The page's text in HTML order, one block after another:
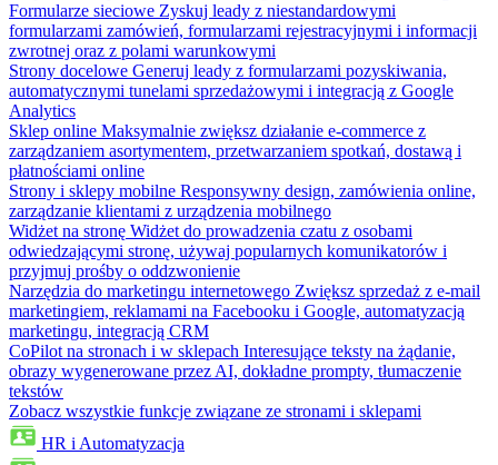
Formularze sieciowe Zyskuj leady z niestandardowymi
formularzami zamówień, formularzami rejestracyjnymi i informacji
zwrotnej oraz z polami warunkowymi
Strony docelowe Generuj leady z formularzami pozyskiwania,
automatycznymi tunelami sprzedażowymi i integracją z Google
Analytics
Sklep online Maksymalnie zwiększ działanie e-commerce z
zarządzaniem asortymentem, przetwarzaniem spotkań, dostawą i
płatnościami online
Strony i sklepy mobilne Responsywny design, zamówienia online,
zarządzanie klientami z urządzenia mobilnego
Widżet na stronę Widżet do prowadzenia czatu z osobami
odwiedzającymi stronę, używaj popularnych komunikatorów i
przyjmuj prośby o oddzwonienie
Narzędzia do marketingu internetowego Zwiększ sprzedaż z e-mail
marketingiem, reklamami na Facebooku i Google, automatyzacją
marketingu, integracją CRM
CoPilot na stronach i w sklepach Interesujące teksty na żądanie,
obrazy wygenerowane przez AI, dokładne prompty, tłumaczenie
tekstów
Zobacz wszystkie funkcje związane ze stronami i sklepami
HR i Automatyzacja